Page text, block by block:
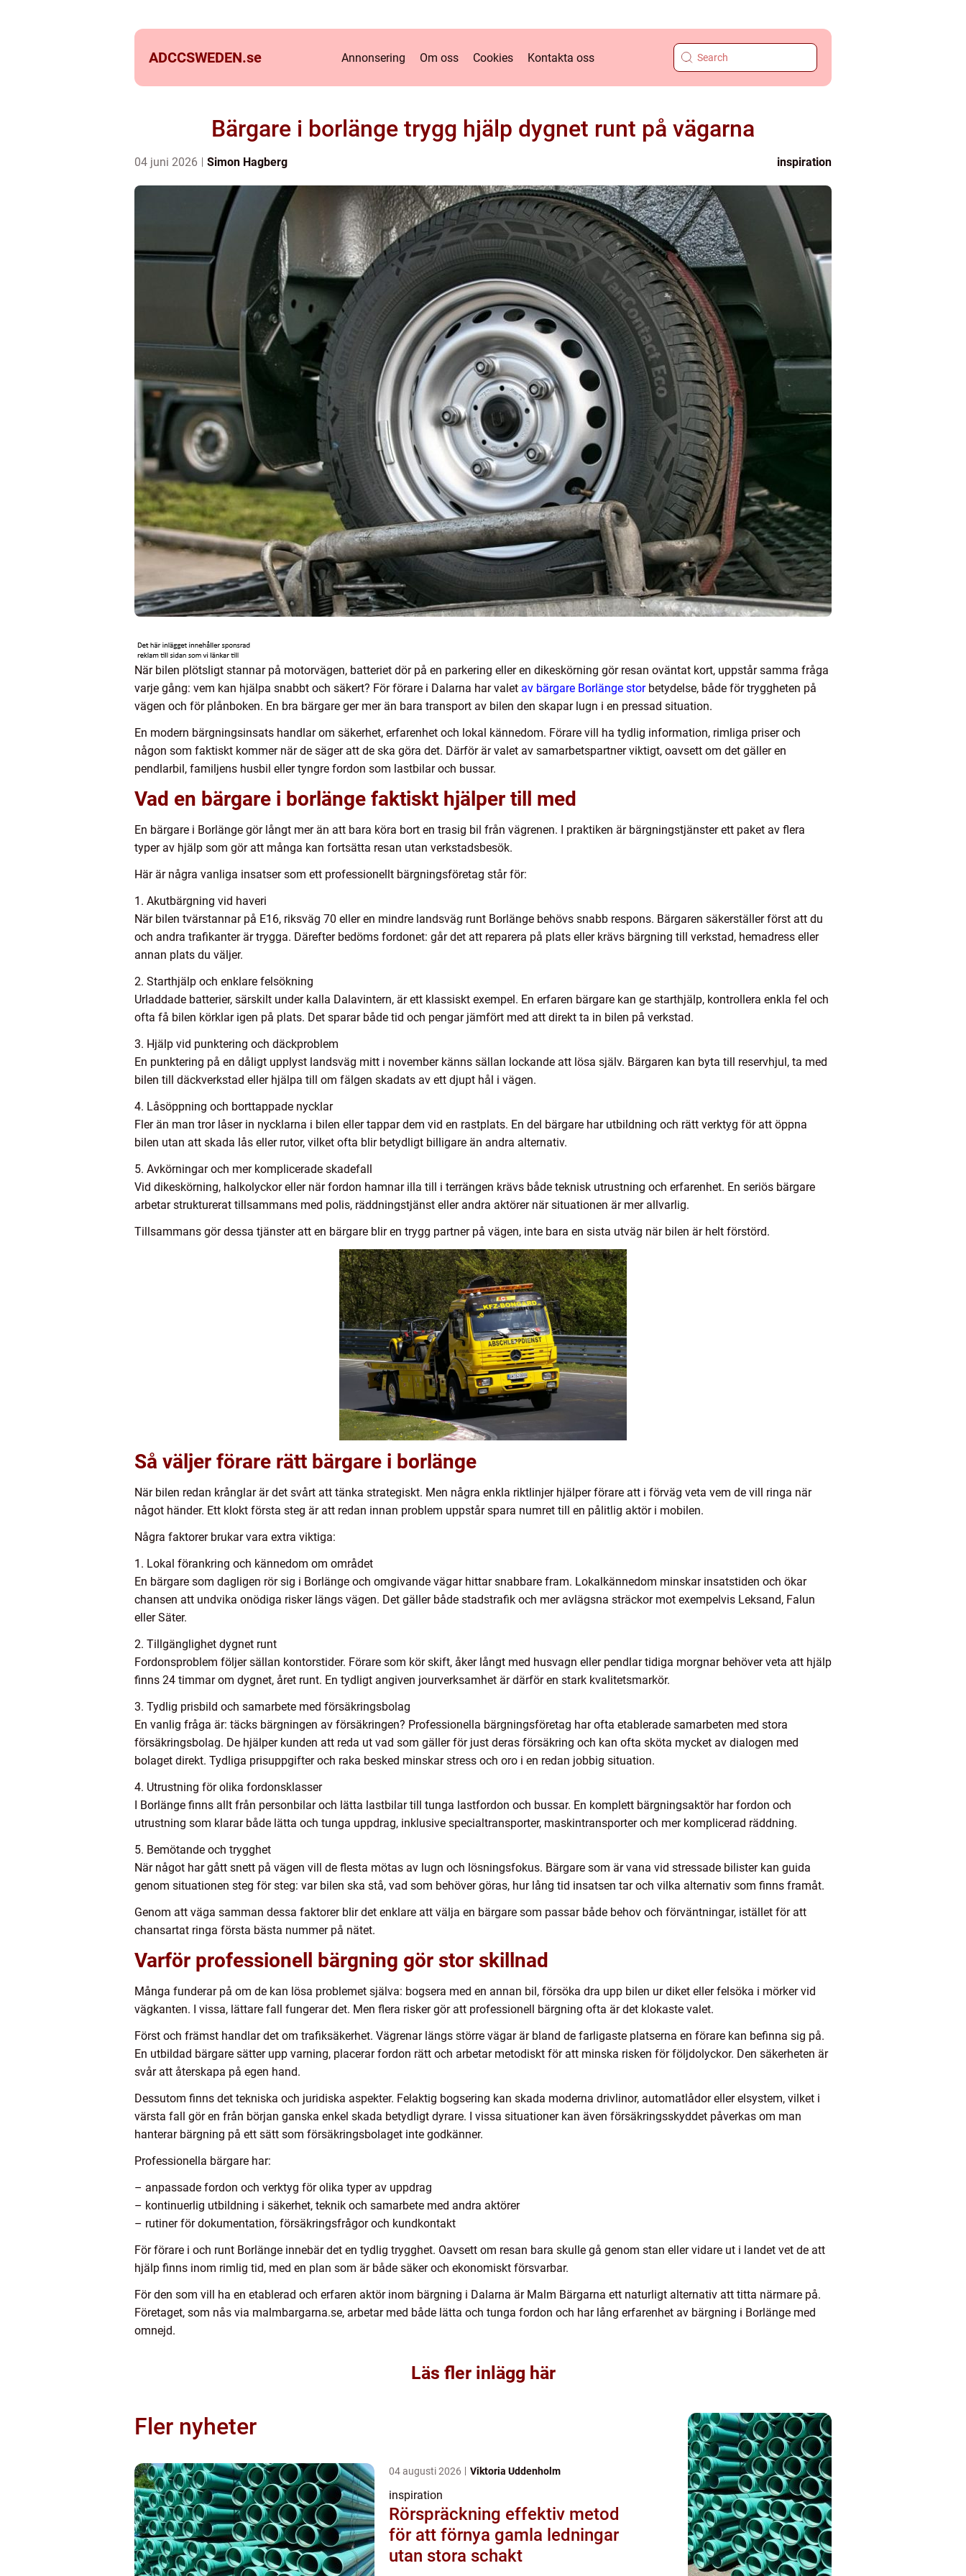
ADCCSWEDEN.se Annonsering Om oss Cookies Kontakta oss
Bärgare i borlänge trygg hjälp dygnet runt på vägarna
04 juni 2026 Simon Hagberg inspiration
När bilen plötsligt stannar på motorvägen, batteriet dör på en parkering eller en dikeskörning gör resan oväntat kort, uppstår samma fråga
varje gång: vem kan hjälpa snabbt och säkert? För förare i Dalarna har valet av bärgare Borlänge storbetydelse, både för tryggheten på
vägen och för plånboken. En bra bärgare ger mer än bara transport av bilen den skapar lugn i en pressad situation.
En modern bärgningsinsats handlar om säkerhet, erfarenhet och lokal kännedom. Förare vill ha tydlig information, rimliga priser och
någon som faktiskt kommer när de säger att de ska göra det. Därför är valet av samarbetspartner viktigt, oavsett om det gäller en
pendlarbil, familjens husbil eller tyngre fordon som lastbilar och bussar.
Vad en bärgare i borlänge faktiskt hjälper till med
En bärgare i Borlänge gör långt mer än att bara köra bort en trasig bil från vägrenen. I praktiken är bärgningstjänster ett paket av flera
typer av hjälp som gör att många kan fortsätta resan utan verkstadsbesök.
Här är några vanliga insatser som ett professionellt bärgningsföretag står för:
1. Akutbärgning vid haveri
När bilen tvärstannar på E16, riksväg 70 eller en mindre landsväg runt Borlänge behövs snabb respons. Bärgaren säkerställer först att du
och andra trafikanter är trygga. Därefter bedöms fordonet: går det att reparera på plats eller krävs bärgning till verkstad, hemadress eller
annan plats du väljer.
2. Starthjälp och enklare felsökning
Urladdade batterier, särskilt under kalla Dalavintern, är ett klassiskt exempel. En erfaren bärgare kan ge starthjälp, kontrollera enkla fel och
ofta få bilen körklar igen på plats. Det sparar både tid och pengar jämfört med att direkt ta in bilen på verkstad.
3. Hjälp vid punktering och däckproblem
En punktering på en dåligt upplyst landsväg mitt i november känns sällan lockande att lösa själv. Bärgaren kan byta till reservhjul, ta med
bilen till däckverkstad eller hjälpa till om fälgen skadats av ett djupt hål i vägen.
4. Låsöppning och borttappade nycklar
Fler än man tror låser in nycklarna i bilen eller tappar dem vid en rastplats. En del bärgare har utbildning och rätt verktyg för att öppna
bilen utan att skada lås eller rutor, vilket ofta blir betydligt billigare än andra alternativ.
5. Avkörningar och mer komplicerade skadefall
Vid dikeskörning, halkolyckor eller när fordon hamnar illa till i terrängen krävs både teknisk utrustning och erfarenhet. En seriös bärgare
arbetar strukturerat tillsammans med polis, räddningstjänst eller andra aktörer när situationen är mer allvarlig.
Tillsammans gör dessa tjänster att en bärgare blir en trygg partner på vägen, inte bara en sista utväg när bilen är helt förstörd.
Så väljer förare rätt bärgare i borlänge
När bilen redan krånglar är det svårt att tänka strategiskt. Men några enkla riktlinjer hjälper förare att i förväg veta vem de vill ringa när
något händer. Ett klokt första steg är att redan innan problem uppstår spara numret till en pålitlig aktör i mobilen.
Några faktorer brukar vara extra viktiga:
1. Lokal förankring och kännedom om området
En bärgare som dagligen rör sig i Borlänge och omgivande vägar hittar snabbare fram. Lokalkännedom minskar insatstiden och ökar
chansen att undvika onödiga risker längs vägen. Det gäller både stadstrafik och mer avlägsna sträckor mot exempelvis Leksand, Falun
eller Säter.
2. Tillgänglighet dygnet runt
Fordonsproblem följer sällan kontorstider. Förare som kör skift, åker långt med husvagn eller pendlar tidiga morgnar behöver veta att hjälp
finns 24 timmar om dygnet, året runt. En tydligt angiven jourverksamhet är därför en stark kvalitetsmarkör.
3. Tydlig prisbild och samarbete med försäkringsbolag
En vanlig fråga är: täcks bärgningen av försäkringen? Professionella bärgningsföretag har ofta etablerade samarbeten med stora
försäkringsbolag. De hjälper kunden att reda ut vad som gäller för just deras försäkring och kan ofta sköta mycket av dialogen med
bolaget direkt. Tydliga prisuppgifter och raka besked minskar stress och oro i en redan jobbig situation.
4. Utrustning för olika fordonsklasser
I Borlänge finns allt från personbilar och lätta lastbilar till tunga lastfordon och bussar. En komplett bärgningsaktör har fordon och
utrustning som klarar både lätta och tunga uppdrag, inklusive specialtransporter, maskintransporter och mer komplicerad räddning.
5. Bemötande och trygghet
När något har gått snett på vägen vill de flesta mötas av lugn och lösningsfokus. Bärgare som är vana vid stressade bilister kan guida
genom situationen steg för steg: var bilen ska stå, vad som behöver göras, hur lång tid insatsen tar och vilka alternativ som finns framåt.
Genom att väga samman dessa faktorer blir det enklare att välja en bärgare som passar både behov och förväntningar, istället för att
chansartat ringa första bästa nummer på nätet.
Varför professionell bärgning gör stor skillnad
Många funderar på om de kan lösa problemet själva: bogsera med en annan bil, försöka dra upp bilen ur diket eller felsöka i mörker vid
vägkanten. I vissa, lättare fall fungerar det. Men flera risker gör att professionell bärgning ofta är det klokaste valet.
Först och främst handlar det om trafiksäkerhet. Vägrenar längs större vägar är bland de farligaste platserna en förare kan befinna sig på.
En utbildad bärgare sätter upp varning, placerar fordon rätt och arbetar metodiskt för att minska risken för följdolyckor. Den säkerheten är
svår att återskapa på egen hand.
Dessutom finns det tekniska och juridiska aspekter. Felaktig bogsering kan skada moderna drivlinor, automatlådor eller elsystem, vilket i
värsta fall gör en från början ganska enkel skada betydligt dyrare. I vissa situationer kan även försäkringsskyddet påverkas om man
hanterar bärgning på ett sätt som försäkringsbolaget inte godkänner.
Professionella bärgare har:
– anpassade fordon och verktyg för olika typer av uppdrag
– kontinuerlig utbildning i säkerhet, teknik och samarbete med andra aktörer
– rutiner för dokumentation, försäkringsfrågor och kundkontakt
För förare i och runt Borlänge innebär det en tydlig trygghet. Oavsett om resan bara skulle gå genom stan eller vidare ut i landet vet de att
hjälp finns inom rimlig tid, med en plan som är både säker och ekonomiskt försvarbar.
För den som vill ha en etablerad och erfaren aktör inom bärgning i Dalarna är Malm Bärgarna ett naturligt alternativ att titta närmare på.
Företaget, som nås via malmbargarna.se, arbetar med både lätta och tunga fordon och har lång erfarenhet av bärgning i Borlänge med
omnejd.
Läs fler inlägg här
Fler nyheter
04 augusti 2026 Viktoria Uddenholm
inspiration
Rörspräckning effektiv metod
för att förnya gamla ledningar
utan stora schakt